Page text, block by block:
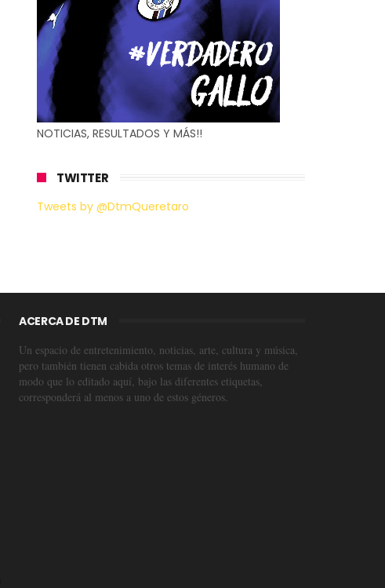
NOTICIAS, RESULTADOS Y MÁS!!
TWITTER
Tweets by @DtmQueretaro
ACERCA DE DTM
Un espacio de entretenimiento, noticias, arte, cultura y música,
pero también tienen cabida otros temas de interés humano de
modo que lo editado aquí, bajo las diferentes etiquetas,
corresponderá al menos a uno de estos géneros.